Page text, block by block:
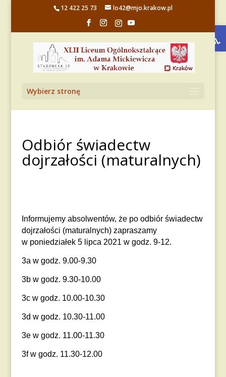
12 422 25 73 lo42@mjo.krakow.pl
Wybierz stronę
Odbiór świadectw
dojrzałości (maturalnych)
Informujemy absolwentów, że po odbiór świadectw
dojrzałości (maturalnych) zapraszamy
w poniedziałek 5 lipca 2021 w godz. 9-12.
3a w godz. 9.00-9.30
3b w godz. 9.30-10.00
3c w godz. 10.00-10.30
3d w godz. 10.30-11.00
3e w godz. 11.00-11.30
3f w godz. 11.30-12.00